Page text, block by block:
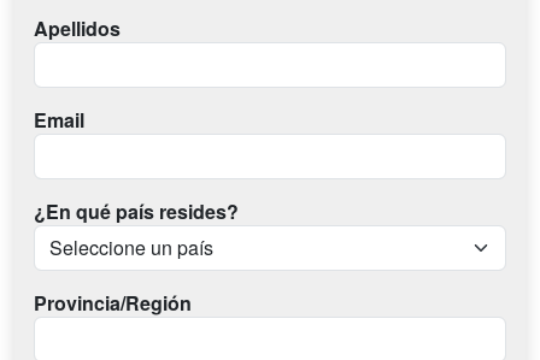
Apellidos
Email
¿En qué país resides?
Provincia/Región